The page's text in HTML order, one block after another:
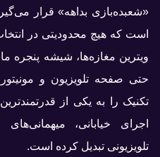
«شعبده‌بازی بداهه» قرار
است که هیچ محدودیتی در
ویترین مغازه‌ها، شیشه پنجره
حتی صفحه تلویزیون و
تکنیک را به یکی از
اجرای خیابانی،
تلویزیونی تبدیل کرده است.